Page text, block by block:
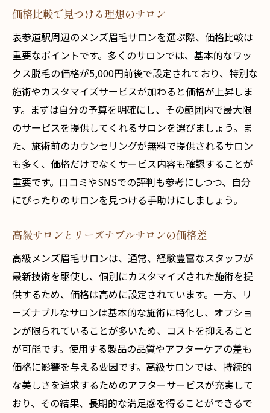
価格比較で見つける理想のサロン
表参道駅周辺のメンズ眉毛サロンを選ぶ際、価格比較は
重要なポイントです。多くのサロンでは、基本的なワッ
クス脱毛の価格が5,000円前後で設定されており、特別な
施術やカスタマイズサービスが加わると価格が上昇しま
す。まずは自分の予算を明確にし、その範囲内で最大限
のサービスを提供してくれるサロンを選びましょう。ま
た、施術前のカウンセリングが無料で提供されるサロン
も多く、価格だけでなくサービス内容も確認することが
重要です。口コミやSNSでの評判も参考にしつつ、自分
にぴったりのサロンを見つける手助けにしましょう。
高級サロンとリーズナブルサロンの価格差
高級メンズ眉毛サロンは、通常、経験豊富なスタッフが
最新技術を駆使し、個別にカスタマイズされた施術を提
供するため、価格は高めに設定されています。一方、リ
ーズナブルなサロンは基本的な施術に特化し、オプショ
ンが限られていることが多いため、コストを抑えること
が可能です。使用する製品の品質やアフターケアの差も
価格に影響を与える要因です。高級サロンでは、持続的
な美しさを追求するためのアフターサービスが充実して
おり、その結果、長期的な満足感を得ることができるで